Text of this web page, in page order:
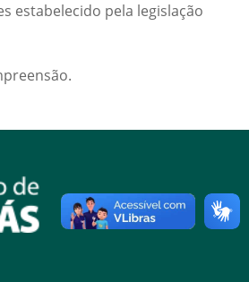
estabelecido pela legislação